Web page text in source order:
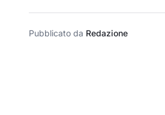
Pubblicato da Redazione